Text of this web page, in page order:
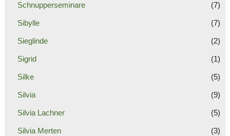
Schnupperseminare (7)
Sibylle (7)
Sieglinde (2)
Sigrid (1)
Silke (5)
Silvia (9)
Silvia Lachner (5)
Silvia Merten (3)